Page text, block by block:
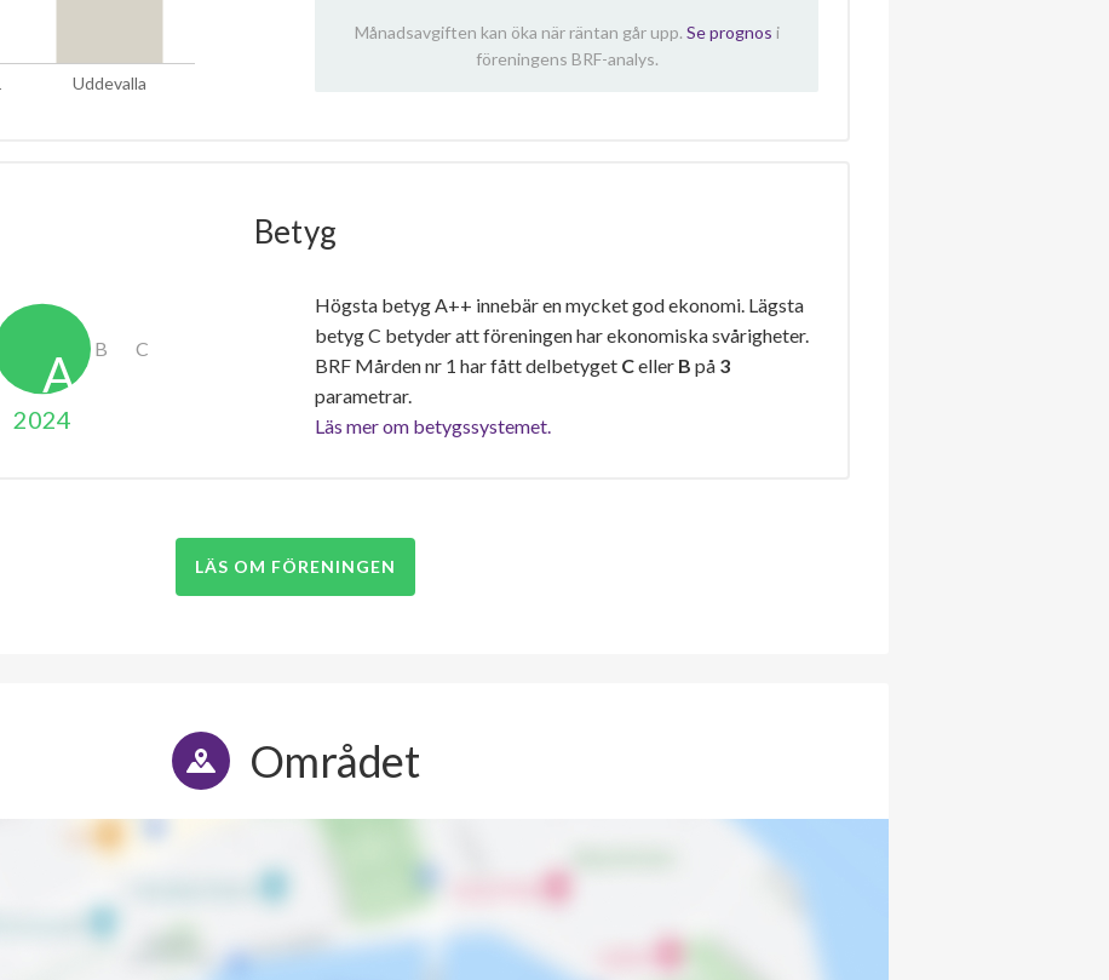
Uddevalla
Månadsavgiften kan öka när räntan går upp. Se prognos i
föreningens BRF-analys.
Betyg
2024
Högsta betyg A++ innebär en mycket god ekonomi. Lägsta
betyg C betyder att föreningen har ekonomiska svårigheter.
BRF Mården nr 1 har fått delbetyget Celler B på 3
parametrar.
Läs mer om betygssystemet.
LÄS OM FÖRENINGEN
Området